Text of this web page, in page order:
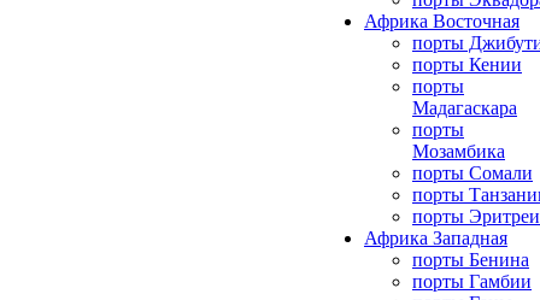
Африка Восточная
порты
порты Кении
порты
Мадагаскара
порты
Мозамбика
порты Сомали
порты
порты Эритреи
Африка Западная
порты Бенина
порты Гамбии